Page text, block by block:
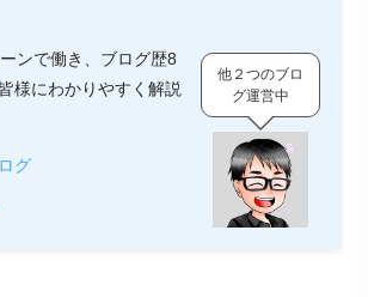
ンで働き、ブログ歴8
様にわかりやすく解説
グ
他２つのブロ
グ運営中